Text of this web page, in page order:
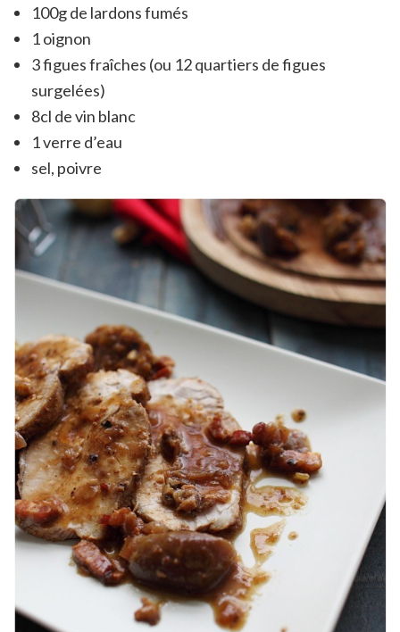
100g de lardons fumés
1 oignon
3 figues fraîches (ou 12 quartiers de figues
surgelées)
8cl de vin blanc
1 verre d’eau
sel, poivre